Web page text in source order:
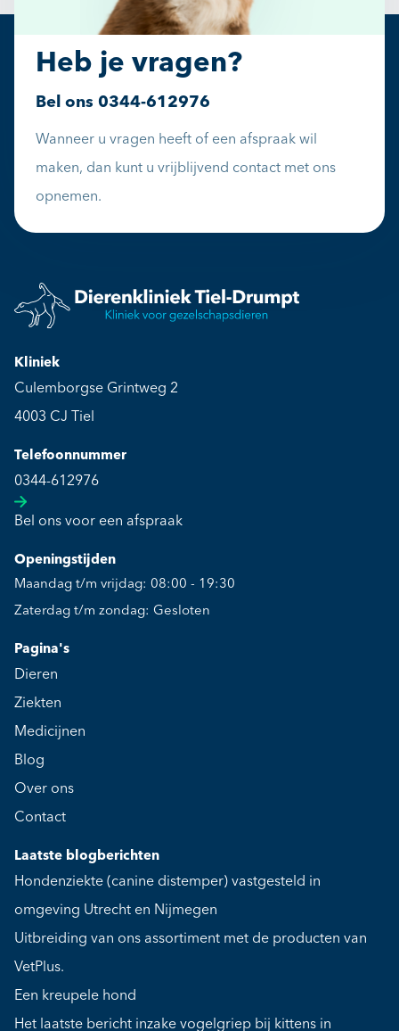
Heb je vragen?
Bel ons 0344-612976
Wanneer u vragen heeft of een afspraak wil
maken, dan kunt u vrijblijvend contact met ons
opnemen.
Kliniek
Culemborgse Grintweg 2
4003 CJ Tiel
Telefoonnummer
0344-612976
Bel ons voor een afspraak
Openingstijden
Maandag t/m vrijdag: 08:00 - 19:30
Zaterdag t/m zondag: Gesloten
Pagina's
Dieren
Ziekten
Medicijnen
Blog
Over ons
Contact
Laatste blogberichten
Hondenziekte (canine distemper) vastgesteld in
omgeving Utrecht en Nijmegen
Uitbreiding van ons assortiment met de producten van
VetPlus.
Een kreupele hond
Het laatste bericht inzake vogelgriep bij kittens in